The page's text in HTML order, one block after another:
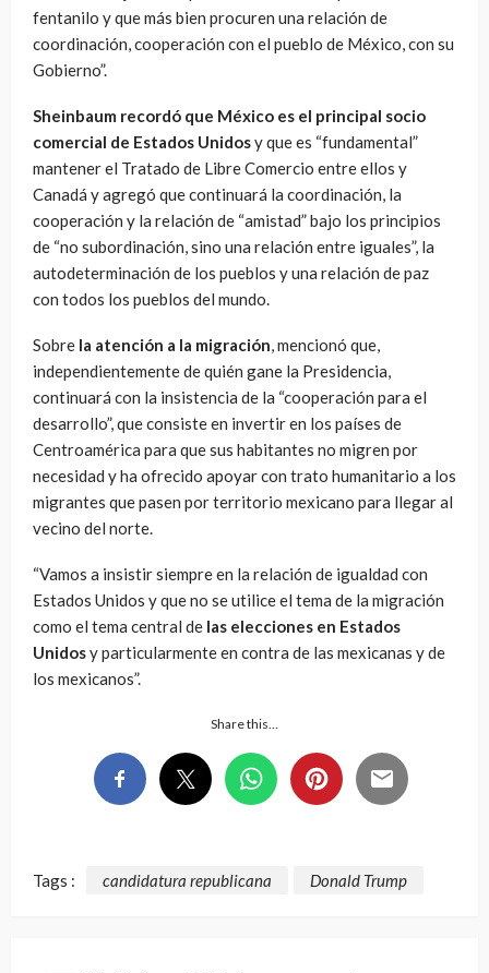
fentanilo y que más bien procuren una relación de
coordinación, cooperación con el pueblo de México, con su
Gobierno”.
Sheinbaum recordó que México es el principal socio
comercial de Estados Unidosy que es “fundamental”
mantener el Tratado de Libre Comercio entre ellos y
Canadá y agregó que continuará la coordinación, la
cooperación y la relación de “amistad” bajo los principios
de “no subordinación, sino una relación entre iguales”, la
autodeterminación de los pueblos y una relación de paz
con todos los pueblos del mundo.
Sobre la atención a la migración, mencionó que,
independientemente de quién gane la Presidencia,
continuará con la insistencia de la “cooperación para el
desarrollo”, que consiste en invertir en los países de
Centroamérica para que sus habitantes no migren por
necesidad y ha ofrecido apoyar con trato humanitario a los
migrantes que pasen por territorio mexicano para llegar al
vecino del norte.
“Vamos a insistir siempre en la relación de igualdad con
Estados Unidos y que no se utilice el tema de la migración
como el tema central de las elecciones en Estados
Unidosy particularmente en contra de las mexicanas y de
los mexicanos”.
Share this…
Tags : candidatura republicana Donald Trump